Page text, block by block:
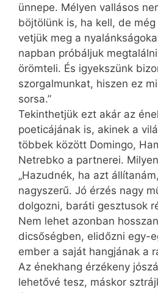
ünnepe. Mélyen vallásos
böjtölünk is, ha kell, de
vetjük meg a
napban próbáljuk
örömteli. És igyekszünk
szorgalmunkat, hiszen ez
sorsa.”
Tekinthetjük ezt akár az
poeticájának is, akinek a
többek között Domingo,
Netreb­ko a partnerei.
„Hazudnék, ha azt
nagyszerű. Jó érzés nagy
dolgozni, baráti gesztusok
Nem lehet azonban
dicsőségben, elidőzni egy-
ember a saját hangjának a
Az énekhang érzékeny
lehetővé tesz, máskor